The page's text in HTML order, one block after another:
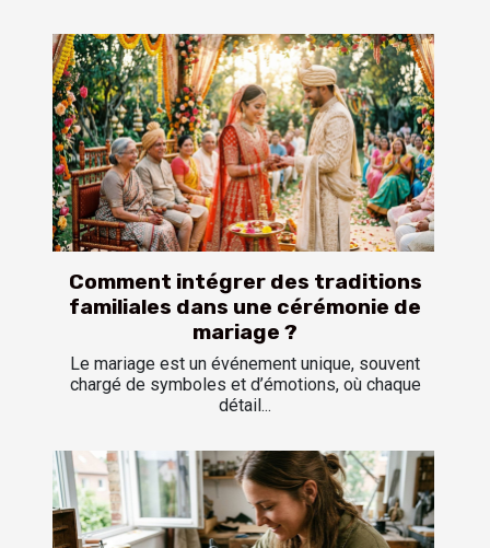
Comment intégrer des traditions
familiales dans une cérémonie de
mariage ?
Le mariage est un événement unique, souvent
chargé de symboles et d’émotions, où chaque
détail...